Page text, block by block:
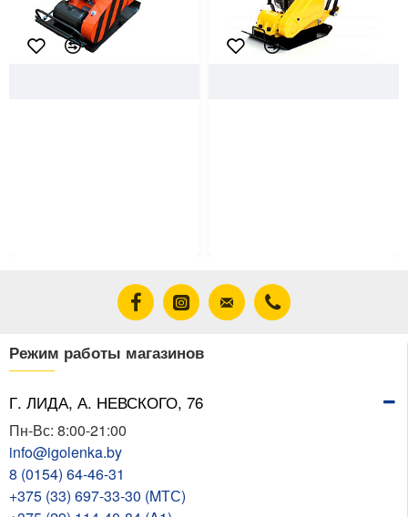
Режим работы магазинов
Г. ЛИДА, А. НЕВСКОГО, 76
Пн-Вс: 8:00-21:00
info@igolenka.by
8 (0154) 64-46-31
+375 (33) 697-33-30 (MТС)